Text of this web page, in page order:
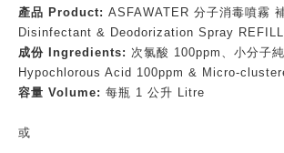
產品 Product: ASFAWATER 分子消毒噴霧
Disinfectant & Deodorization Spray REFILL
成份 Ingredients: 次氯酸 100ppm、小分子純
Hypochlorous Acid 100ppm & Micro-
容量 Volume: 每瓶 1 公升 Litre
或